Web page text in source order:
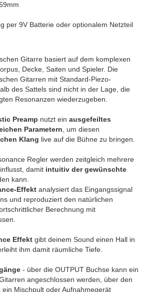
per 9V Batterie oder optionalem Netzteil
Gitarre basiert auf dem komplexen
Decke, Saiten und Spieler. Die
Gitarren mit Standard-Piezo-
des Sattels sind nicht in der Lage, die
Resonanzen wiederzugeben.
Preamp nutzt ein ausgefeiltes
Parametern , um diesen
Klang live auf die Bühne zu bringen.
Regler werden zeitgleich mehrere
damit intuitiv der gewünschte
kann.
Effekt analysiert das Eingangssignal
und reproduziert den natürlichen
Berechnung mit
Effekt gibt deinem Sound einen Hall in
ihm damit räumliche Tiefe.
- über die OUTPUT Buchse kann ein
angeschlossen werden, über den
ein Mischpult oder Aufnahmegerät